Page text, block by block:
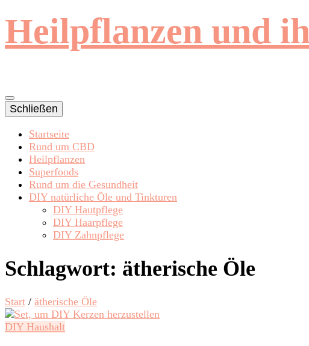
Heilpflanzen und
Schließen
Startseite
Rund um CBD
Heilpflanzen
Superfoods
Rund um die Gesundheit
DIY natürliche Öle und Tinkturen
DIY Hautpflege
DIY Haarpflege
DIY Zahnpflege
Schlagwort: ätherische Öle
Start / ätherische Öle
DIY Haushalt